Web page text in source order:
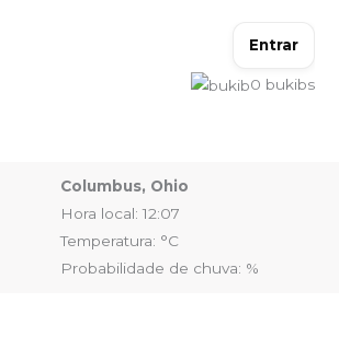
Entrar
0 bukibs
Columbus, Ohio
Hora local: 12:07
Temperatura: °C
Probabilidade de chuva: %